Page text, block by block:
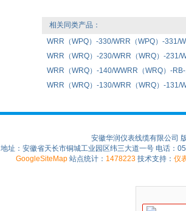
相关同类产品：
WRR（WPQ）-330/WRR（WPQ）-331/
WRR（WRQ）-230/WRR（WRQ）-231/
WRR（WRQ）-140/WWRR（WRQ）-
WRR（WRQ）-130/WRR（WRQ）-131/
安徽华润仪表线缆有限公司
地址：安徽省天长市铜城工业园区纬三大道一号 电话：
GoogleSiteMap 站点统计： 1478223 技术支持： 仪